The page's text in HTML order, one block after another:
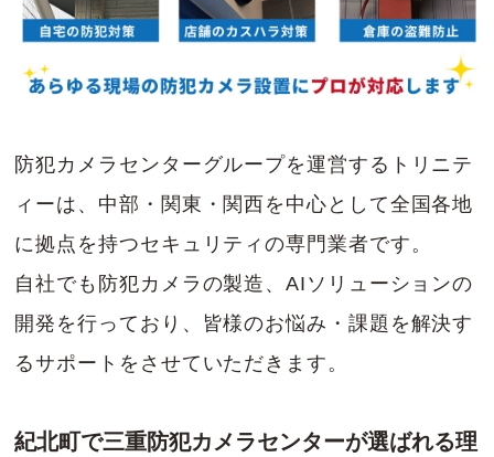
防犯カメラセンターグループを運営するトリニテ
ィーは、中部・関東・関西を中心として全国各地
に拠点を持つセキュリティの専門業者です。
自社でも防犯カメラの製造、AIソリューションの
開発を行っており、皆様のお悩み・課題を解決す
るサポートをさせていただきます。
紀北町で三重防犯カメラセンターが選ばれる理